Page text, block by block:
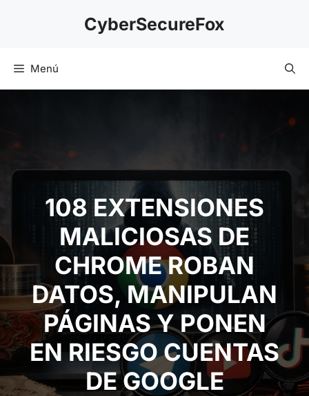
CyberSecureFox
Menú
108 EXTENSIONES
MALICIOSAS DE
CHROME ROBAN
DATOS, MANIPULAN
PÁGINAS Y PONEN EN
RIESGO CUENTAS DE
GOOGLE